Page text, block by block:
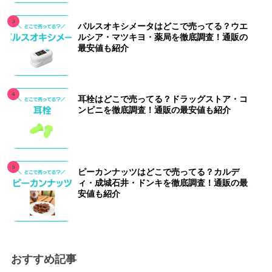
パルスオキシメータはどこで売ってる？ウエ
ルシア・マツキヨ・薬局を徹底調査！通販の
最安値も紹介
耳栓はどこで売ってる？ドラッグストア・コ
ンビニを徹底調査！通販の最安値も紹介
ピーカンナッツはどこで売ってる？カルデ
ィ・成城石井・ドンキを徹底調査！通販の最
安値も紹介
おすすめ記事